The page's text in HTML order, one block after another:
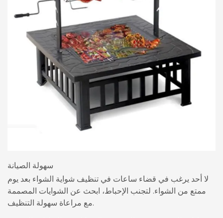
سهولة الصيانة
لا أحد يرغب في قضاء ساعات في تنظيف شواية الشواء بعد يوم
ممتع من الشواء. لتجنب الإحباط، ابحث عن الشوايات المصممة
مع مراعاة سهولة التنظيف.